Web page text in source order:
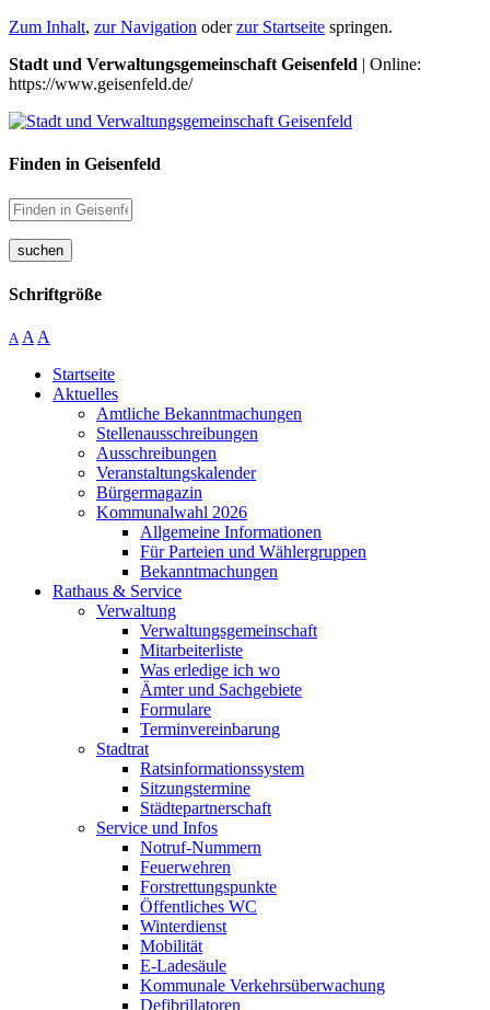
Zum Inhalt, zur Navigation oderzur Startseite springen.
Stadt und Verwaltungsgemeinschaft Geisenfeld | Online:
https://www.geisenfeld.de/
Finden in Geisenfeld
suchen
Schriftgröße
A A A
Startseite
Aktuelles
Amtliche Bekanntmachungen
Stellenausschreibungen
Ausschreibungen
Veranstaltungskalender
Bürgermagazin
Kommunalwahl 2026
Allgemeine Informationen
Für Parteien und Wählergruppen
Bekanntmachungen
Rathaus & Service
Verwaltung
Verwaltungsgemeinschaft
Mitarbeiterliste
Was erledige ich wo
Ämter und Sachgebiete
Formulare
Terminvereinbarung
Stadtrat
Ratsinformationssystem
Sitzungstermine
Städtepartnerschaft
Service und Infos
Notruf-Nummern
Feuerwehren
Forstrettungspunkte
Öffentliches WC
Winterdienst
Mobilität
E-Ladesäule
Kommunale Verkehrsüberwachung
Defibrillatoren